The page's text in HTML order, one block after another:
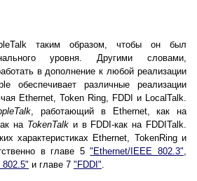
таким образом, чтобы он был
уровня. Другими словами,
в дополнение к любой реализации
обеспечивает различные реализации
Ethernet, Token Ring, FDDI и LocalTalk.
, работающий в Ethernet, как нa
на TokenTalk и в FDDI-как на FDDITalk.
характеристиках Ethernet, TokenRing и
в главе 5"Ethernet/IEEE 802.3",
и главе 7 "FDDI".